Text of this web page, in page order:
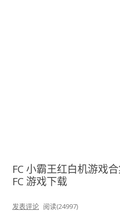
FC 小霸王红白机游戏
FC 游戏下载
发表评论 阅读(24997)